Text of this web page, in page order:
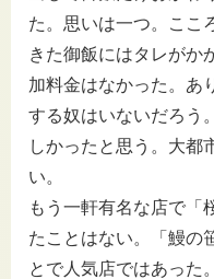
た。思いは一つ。ここ
きた御飯にはタレがか
加料金はなかった。あ
する奴はいないだろう
しかったと思う。大都
い。
もう一軒有名な店で「
たことはない。「鰻の
とで人気店ではあった